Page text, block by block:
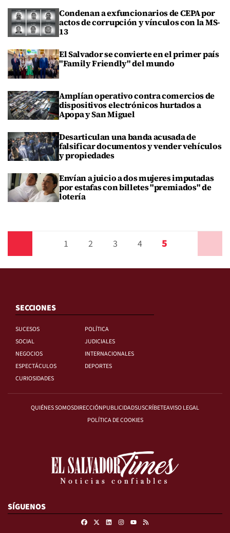
Condenan a exfuncionarios de CEPA por
actos de corrupción y vínculos con la MS-
13
El Salvador se convierte en el primer país
"Family Friendly" del mundo
Amplían operativo contra comercios de
dispositivos electrónicos hurtados a
Apopa y San Miguel
Desarticulan una banda acusada de
falsificar documentos y vender vehículos
y propiedades
Envían a juicio a dos mujeres imputadas
por estafas con billetes "premiados" de
lotería
1 2 3 4 5
SECCIONES
SUCESOS
POLÍTICA
SOCIAL
JUDICIALES
NEGOCIOS
INTERNACIONALES
ESPECTÁCULOS
DEPORTES
CURIOSIDADES
QUIÉNES SOMOSDIRECCIÓNPUBLICIDADSUSCRÍBETEAVISO LEGAL
POLÍTICA DE COOKIES
SÍGUENOS
FacebookLinkedinInstagramRSS